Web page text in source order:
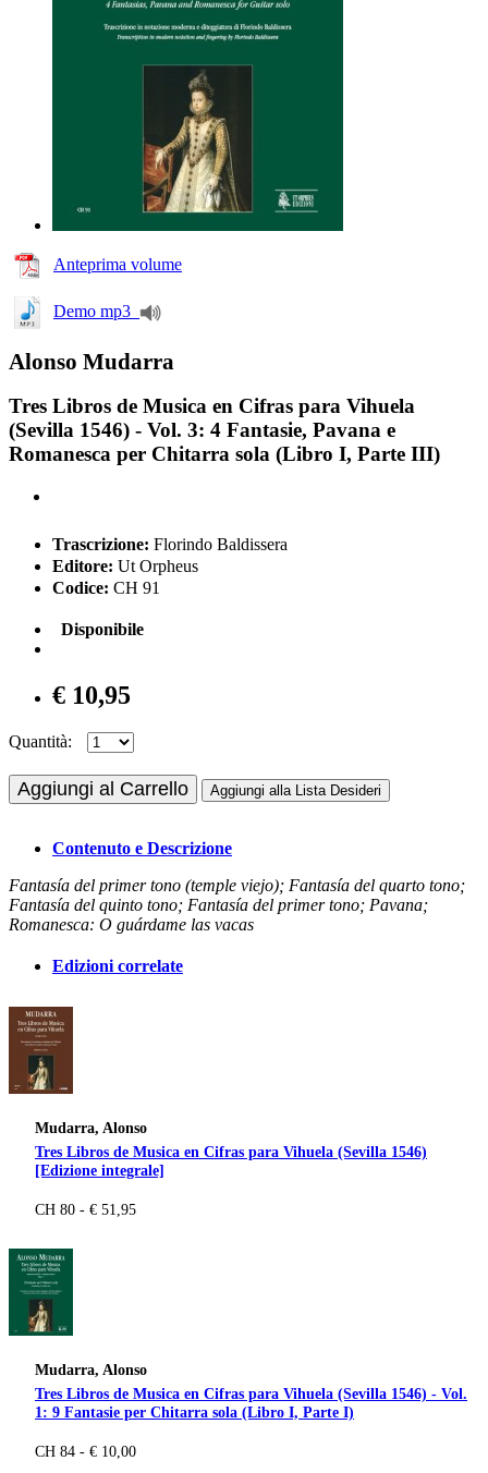
Anteprima volume
Demo mp3
Alonso Mudarra
Tres Libros de Musica en Cifras para Vihuela
(Sevilla 1546) - Vol. 3: 4 Fantasie, Pavana e
Romanesca per Chitarra sola (Libro I, Parte III)
Trascrizione: Florindo Baldissera
Editore: Ut Orpheus
Codice: CH 91
Disponibile
€ 10,95
Quantità:
Aggiungi al Carrello Aggiungi alla Lista Desideri
Contenuto e Descrizione
Fantasía del primer tono (temple viejo); Fantasía del quarto tono;
Fantasía del quinto tono; Fantasía del primer tono; Pavana;
Romanesca: O guárdame las vacas
Edizioni correlate
Mudarra, Alonso
Tres Libros de Musica en Cifras para Vihuela (Sevilla 1546)
[Edizione integrale]
CH 80 - € 51,95
Mudarra, Alonso
Tres Libros de Musica en Cifras para Vihuela (Sevilla 1546) - Vol.
1: 9 Fantasie per Chitarra sola (Libro I, Parte I)
CH 84 - € 10,00